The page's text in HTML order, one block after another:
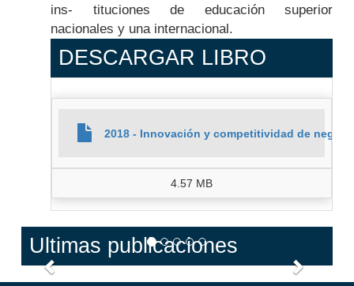
ins- tituciones de educación superior
nacionales y una internacional.
DESCARGAR LIBRO
2018 - Innovación y competitividad de
4.57 MB
Ultimas publicaciones
Anterior